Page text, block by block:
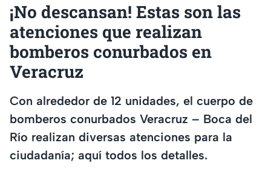
¡No descansan! Estas son las
atenciones que realizan
bomberos conurbados en
Veracruz
Con alrededor de 12 unidades, el cuerpo de
bomberos conurbados Veracruz – Boca del
Río realizan diversas atenciones para la
ciudadanía; aquí todos los detalles.